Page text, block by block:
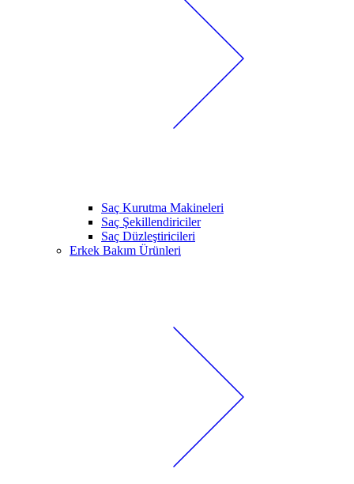
Saç Kurutma Makineleri
Saç Şekillendiriciler
Saç Düzleştiricileri
Erkek Bakım Ürünleri